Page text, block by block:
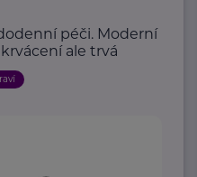
péči. Moderní
ale trvá